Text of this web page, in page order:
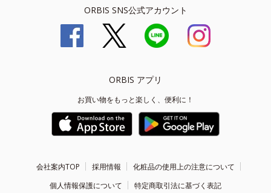
ORBIS SNS公式アカウント
ORBIS アプリ
お買い物をもっと楽しく、便利に！
会社案内TOP 採用情報
化粧品の使用上の注意について
個人情報保護について
特定商取引法に基づく表記